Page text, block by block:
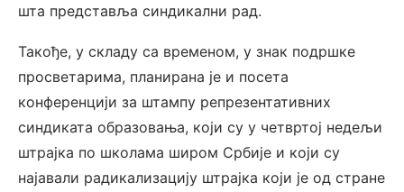
шта представља синдикални рад.
Такође, у складу са временом, у знак подршке
просветарима, планирана је и посета
конференцији за штампу репрезентативних
синдиката образовања, који су у четвртој недељи
штрајка по школама широм Србије и који су
најавали радикализацију штрајка који је од стране